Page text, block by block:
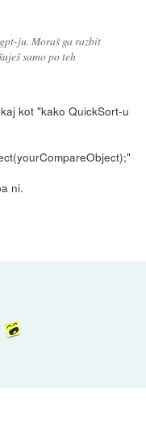
ju. Moraš ga razbit
samo po teh
kot "kako QuickSort-u
ni.